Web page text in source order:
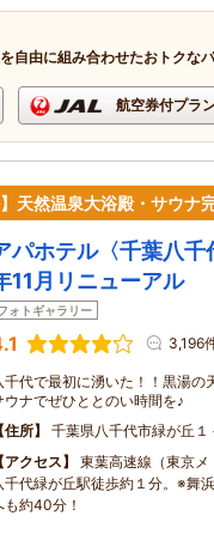
自由に組み合わせたおトクな
航空券付プラ
天然温泉大浴殿・サウナ
パホテル〈千葉八
11月リニューアル
ォトギャラリー
3,196
千代で最初に湧いた！！黒湯の
ウナでぜひととのい時間を♪
住所
千葉県八千代市緑が丘１
アクセス
東葉高速線（東京
千代緑が丘駅徒歩約１分。※舞
も約40分！